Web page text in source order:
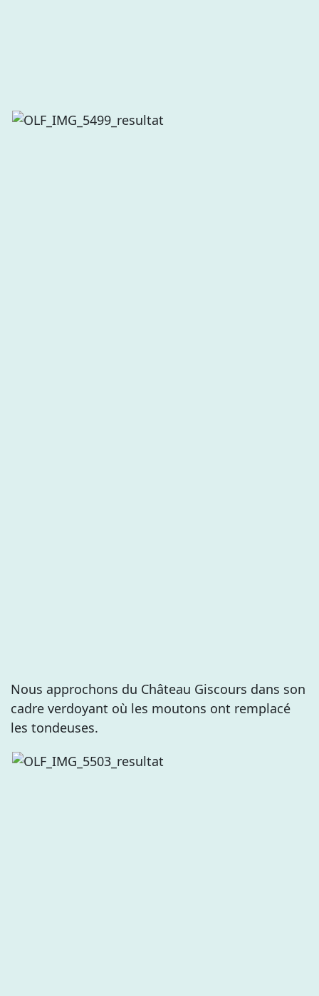
Nous approchons du Château Giscours dans son
cadre verdoyant où les moutons ont remplacé
les tondeuses.